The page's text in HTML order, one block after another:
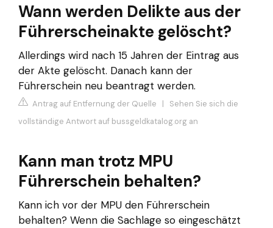
Wann werden Delikte aus der
Führerscheinakte gelöscht?
Allerdings wird nach 15 Jahren der Eintrag aus
der Akte gelöscht. Danach kann der
Führerschein neu beantragt werden.
Antrag auf Entfernung der Quelle | Sehen Sie sich die
vollständige Antwort auf bussgeldkatalog.org an
Kann man trotz MPU
Führerschein behalten?
Kann ich vor der MPU den Führerschein
behalten? Wenn die Sachlage so eingeschätzt